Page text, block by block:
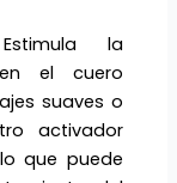
la
el cuero
suaves o
activador
que puede